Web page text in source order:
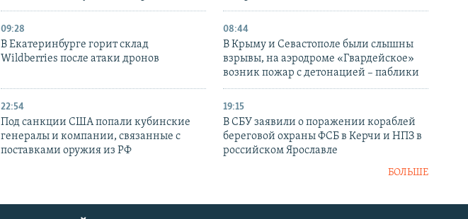
09:28
В Екатеринбурге горит склад
Wildberries после атаки дронов
08:44
В Крыму и Севастополе были слышны
взрывы, на аэродроме «Гвардейское»
возник пожар с детонацией – паблики
22:54
Под санкции США попали кубинские
генералы и компании, связанные с
поставками оружия из РФ
19:15
В СБУ заявили о поражении кораблей
береговой охраны ФСБ в Керчи и НПЗ в
российском Ярославле
БОЛЬШЕ